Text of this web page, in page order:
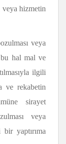
hizmetin
veya
bu hal mal ve
ilgili
ve rekabetin
sirayet
veya
bir yaptırıma